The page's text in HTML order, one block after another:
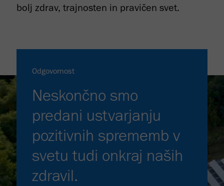
bolj zdrav, trajnosten in pravičen svet.
Odgovornost
Neskončno smo
predani ustvarjanju
pozitivnih sprememb v
svetu tudi onkraj naših
zdravil.